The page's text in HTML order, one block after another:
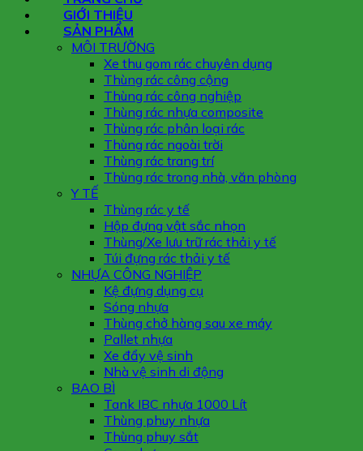
GIỚI THIỆU
SẢN PHẨM
MÔI TRƯỜNG
Xe thu gom rác chuyên dụng
Thùng rác công cộng
Thùng rác công nghiệp
Thùng rác nhựa composite
Thùng rác phân loại rác
Thùng rác ngoài trời
Thùng rác trang trí
Thùng rác trong nhà, văn phòng
Y TẾ
Thùng rác y tế
Hộp đựng vật sắc nhọn
Thùng/Xe lưu trữ rác thải y tế
Túi đựng rác thải y tế
NHỰA CÔNG NGHIỆP
Kệ đựng dụng cụ
Sóng nhựa
Thùng chở hàng sau xe máy
Pallet nhựa
Xe đẩy vệ sinh
Nhà vệ sinh di động
BAO BÌ
Tank IBC nhựa 1000 Lít
Thùng phuy nhựa
Thùng phuy sắt